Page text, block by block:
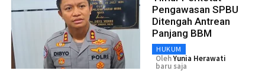
Pengawasan SPBU
Ditengah Antrean
Panjang BBM
HUKUM
OlehYunia Herawati
baru saja